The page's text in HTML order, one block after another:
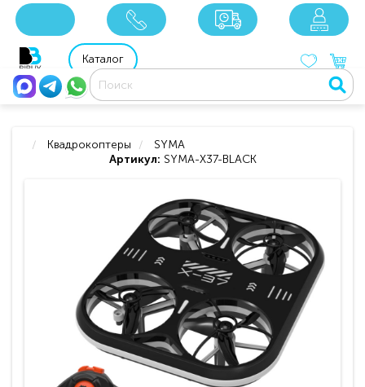
8 800 201 92 06
Каталог
Квадрокоптеры
SYMA
Артикул: SYMA-X37-BLACK
xxx